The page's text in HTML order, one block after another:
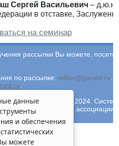
Сергей Васильевич –
в отставке,
на семинар
рассылки Вы можете,
по рассылке: editor@garant.ru.
.
УНИВЕРСИТЕТ", 2024. Система
Российской
данные
и обеспечения
можете